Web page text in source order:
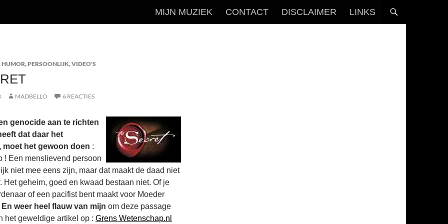
MIJN MUZIEK CONTACT DISCLAIMER LINKS
HUMOR,PERSOONLIJK,VIDEO'S
MADBELLO 6 REACTIES
genocide aan te richten
dat daar het
moet het gewoon doen :
! Een menslievend persoon
niet mee eens zijn, maar dat maakt de daad niet
Het geheim, goed en kwaad bestaan niet. Of je
of een pacifist bent maakt voor Moeder
En weer heel flauw van mijn om deze passage
het geweldige artikel op : Grens Wetenschap.nl